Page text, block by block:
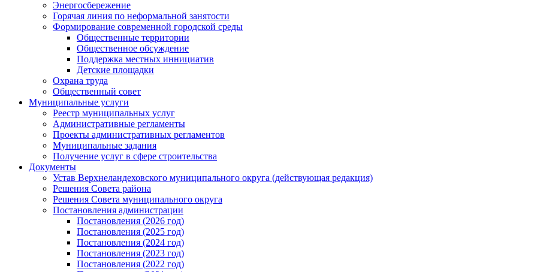
Энергосбережение
Горячая линия по неформальной занятости
Формирование современной городской среды
Общественные территории
Общественное обсуждение
Поддержка местных иннициатив
Детские площадки
Охрана труда
Общественный совет
Муниципальные услуги
Реестр муниципальных услуг
Административные регламенты
Проекты административных регламентов
Муниципальные задания
Получение услуг в сфере строительства
Документы
Устав Верхнеландеховского муниципального округа (действующая редакция)
Решения Совета района
Решения Совета муниципального округа
Постановления администрации
Постановления (2026 год)
Постановления (2025 год)
Постановления (2024 год)
Постановления (2023 год)
Постановления (2022 год)